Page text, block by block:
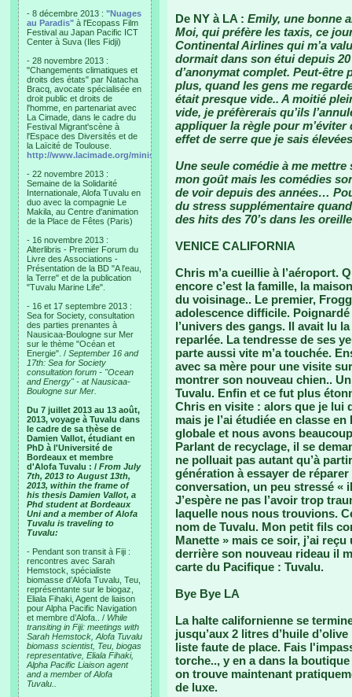
- 8 décembre 2013 : "Nuages
au Paradis" à l'Ecopass Film
Festival au Japan Pacific ICT
Center à Suva (Iles Fidji)
- 28 novembre 2013 :
"Changements climatiques et
droits des états" par Natacha
Bracq, avocate spécialisée en
droit public et droits de
l'homme, en partenariat avec
La Cimade, dans le cadre du
Festival Migrant'scène à
l'Espace des Diversités et de
la Laïcité de Toulouse.
http://www.lacimade.org/minisites/migrantscene
- 22 novembre 2013 :
Semaine de la Solidarité
Internationale, Alofa Tuvalu en
duo avec la compagnie Le
Makila, au Centre d'animation
de la Place de Fêtes (Paris)
- 16 novembre 2013 :
Alterlibris - Premier Forum du
Livre des Associations -
Présentation de la BD "A l'eau,
la Terre" et de la publication
"Tuvalu Marine Life".
- 16 et 17 septembre 2013 :
Sea for Society, consultation
des parties prenantes à
Nausicaa-Boulogne sur Mer
sur le thème "Océan et
Energie". / September 16 and
17th: Sea for Society
consultation forum - "Ocean
and Energy" - at Nausicaa-
Boulogne sur Mer.
Du 7 juillet 2013 au 13 août,
2013, voyage à Tuvalu dans
le cadre de sa thèse de
Damien Vallot, étudiant en
PhD à l'Université de
Bordeaux et membre
d'Alofa Tuvalu : / From July
7th, 2013 to August 13th,
2013, within the frame of
his thesis Damien Vallot, a
Phd student at Bordeaux
Uni and a member of Alofa
Tuvalu is traveling to
Tuvalu:
- Pendant son transit à Fiji :
rencontres avec Sarah
Hemstock, spécialiste
biomasse d’Alofa Tuvalu, Teu,
représentante sur le biogaz,
Eliala Fihaki, Agent de liaison
pour Alpha Pacific Navigation
et membre d’Alofa.. / While
transiting in Fiji: meetings with
Sarah Hemstock, Alofa Tuvalu
biomass scientist, Teu, biogas
representative, Eliala Fihaki,
Alpha Pacific Liaison agent
and a member of Alofa
Tuvalu..
De NY à LA : Emily, une bonne
Moi, qui préfère les taxis, ce
Continental Airlines qui m’a
dormait dans son étui depuis
d’anonymat complet. Peut-être
plus, quand les gens me
était presque vide.. A moitié
vide, je préfèrerais qu’ils
appliquer la règle pour
effet de serre que je sais
Une seule comédie à me
mon goût mais les comédies
de voir depuis des années…
du stress supplémentaire
des hits des 70’s dans les
VENICE CALIFORNIA
Chris m’a cueillie à l’aéroport.
encore c’est la famille, la
du voisinage.. Le premier,
adolescence difficile.
l’univers des gangs. Il avait lu la
reparlée. La tendresse de ses
parte aussi vite m’a touchée.
avec sa mère pour une visite
montrer son nouveau chien..
Tuvalu. Enfin et ce fut plus
Chris en visite : alors que je lui
mais je l’ai étudiée en classe
globale et nous avons
Parlant de recyclage, il se
ne polluait pas autant qu’à
génération à essayer de
conversation, un peu stressé «
J’espère ne pas l’avoir trop
laquelle nous nous trouvions.
nom de Tuvalu. Mon petit fils
Manette » mais ce soir, j’ai
derrière son nouveau rideau il
carte du Pacifique : Tuvalu.
Bye Bye LA
La halte californienne se
jusqu’aux 2 litres d’huile
liste faute de place. Fais
torche.., y en a dans la
on trouve maintenant
de luxe.